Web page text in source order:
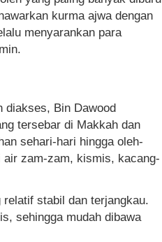
kurma ajwa dengan
menyarankan para
diakses, Bin Dawood
tersebar di Makkah dan
sehari-hari hingga oleh-
air zam-zam, kismis, kacang-
relatif stabil dan terjangkau.
sehingga mudah dibawa